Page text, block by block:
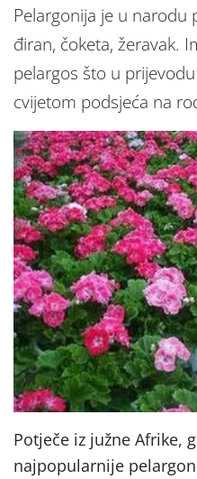
Pelargonija je u narodu
điran, čoketa, žeravak.
pelargos što u
cvijetom podsjeća na
Potječe iz južne Afrike,
najpopularnije